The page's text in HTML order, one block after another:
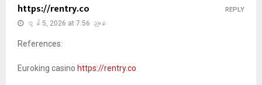
https://rentry.co
ဇွန် 5, 2026 at 7:56 ညနေ
References:
Euroking casino https://rentry.co
REPLY